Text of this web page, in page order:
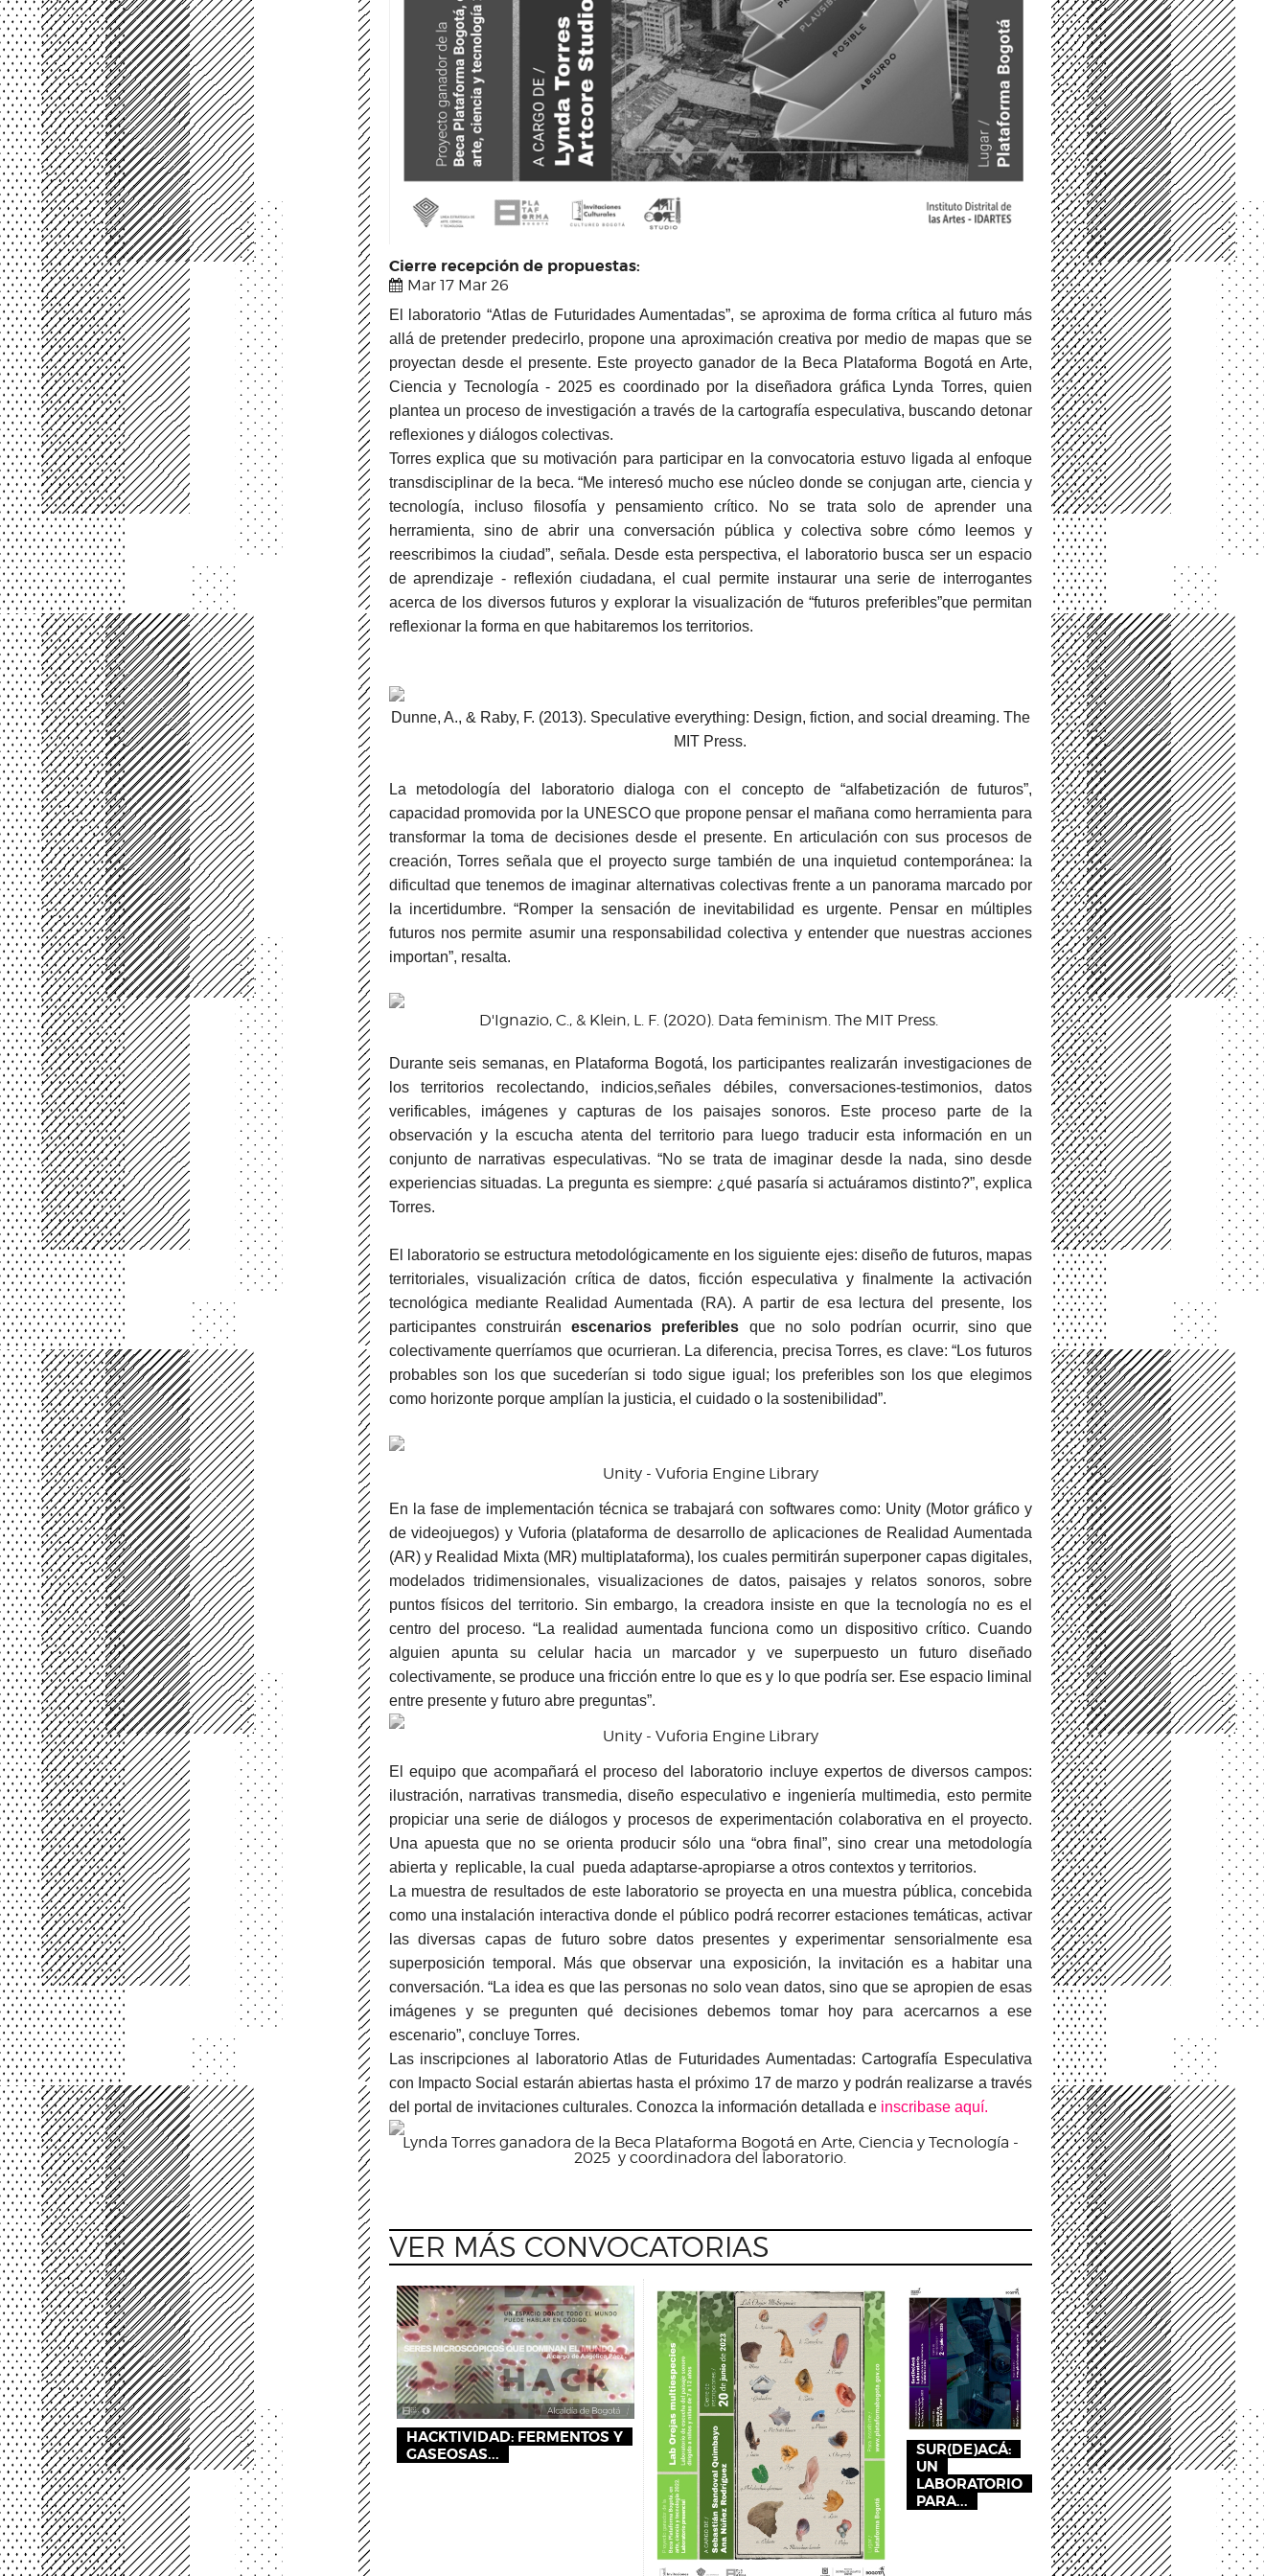
Cierre recepción de propuestas:
Mar 17 Mar 26
El laboratorio “Atlas de Futuridades Aumentadas”, se aproxima de forma crítica al futuro más
allá de pretender predecirlo, propone una aproximación creativa por medio de mapas que se
proyectan desde el presente. Este proyecto ganador de la Beca Plataforma Bogotá en Arte,
Ciencia y Tecnología - 2025 es coordinado por la diseñadora gráfica Lynda Torres, quien
plantea un proceso de investigación a través de la cartografía especulativa, buscando detonar
reflexiones y diálogos colectivas.
Torres explica que su motivación para participar en la convocatoria estuvo ligada al enfoque
transdisciplinar de la beca. “Me interesó mucho ese núcleo donde se conjugan arte, ciencia y
tecnología, incluso filosofía y pensamiento crítico. No se trata solo de aprender una
herramienta, sino de abrir una conversación pública y colectiva sobre cómo leemos y
reescribimos la ciudad”, señala. Desde esta perspectiva, el laboratorio busca ser un espacio
de aprendizaje - reflexión ciudadana, el cual permite instaurar una serie de interrogantes
acerca de los diversos futuros y explorar la visualización de “futuros preferibles”que permitan
reflexionar la forma en que habitaremos los territorios.
Dunne, A., & Raby, F. (2013). Speculative everything: Design, fiction, and social dreaming. The
MIT Press.
La metodología del laboratorio dialoga con el concepto de “alfabetización de futuros”,
capacidad promovida por la UNESCO que propone pensar el mañana como herramienta para
transformar la toma de decisiones desde el presente. En articulación con sus procesos de
creación, Torres señala que el proyecto surge también de una inquietud contemporánea: la
dificultad que tenemos de imaginar alternativas colectivas frente a un panorama marcado por
la incertidumbre. “Romper la sensación de inevitabilidad es urgente. Pensar en múltiples
futuros nos permite asumir una responsabilidad colectiva y entender que nuestras acciones
importan”, resalta.
D'Ignazio, C., & Klein, L. F. (2020). Data feminism. The MIT Press.
Durante seis semanas, en Plataforma Bogotá, los participantes realizarán investigaciones de
los territorios recolectando, indicios,señales débiles, conversaciones-testimonios, datos
verificables, imágenes y capturas de los paisajes sonoros. Este proceso parte de la
observación y la escucha atenta del territorio para luego traducir esta información en un
conjunto de narrativas especulativas. “No se trata de imaginar desde la nada, sino desde
experiencias situadas. La pregunta es siempre: ¿qué pasaría si actuáramos distinto?”, explica
Torres.
El laboratorio se estructura metodológicamente en los siguiente ejes: diseño de futuros, mapas
territoriales, visualización crítica de datos, ficción especulativa y finalmente la activación
tecnológica mediante Realidad Aumentada (RA). A partir de esa lectura del presente, los
participantes construiránescenarios preferibles que no solo podrían ocurrir, sino que
colectivamente querríamos que ocurrieran. La diferencia, precisa Torres, es clave: “Los futuros
probables son los que sucederían si todo sigue igual; los preferibles son los que elegimos
como horizonte porque amplían la justicia, el cuidado o la sostenibilidad”.
Unity - Vuforia Engine Library
En la fase de implementación técnica se trabajará con softwares como: Unity (Motor gráfico y
de videojuegos) y Vuforia (plataforma de desarrollo de aplicaciones de Realidad Aumentada
(AR) y Realidad Mixta (MR) multiplataforma), los cuales permitirán superponer capas digitales,
modelados tridimensionales, visualizaciones de datos, paisajes y relatos sonoros, sobre
puntos físicos del territorio. Sin embargo, la creadora insiste en que la tecnología no es el
centro del proceso. “La realidad aumentada funciona como un dispositivo crítico. Cuando
alguien apunta su celular hacia un marcador y ve superpuesto un futuro diseñado
colectivamente, se produce una fricción entre lo que es y lo que podría ser. Ese espacio liminal
entre presente y futuro abre preguntas”.
Unity - Vuforia Engine Library
El equipo que acompañará el proceso del laboratorio incluye expertos de diversos campos:
ilustración, narrativas transmedia, diseño especulativo e ingeniería multimedia, esto permite
propiciar una serie de diálogos y procesos de experimentación colaborativa en el proyecto.
Una apuesta que no se orienta producir sólo una “obra final”, sino crear una metodología
abierta y replicable, la cual pueda adaptarse-apropiarse a otros contextos y territorios.
La muestra de resultados de este laboratorio se proyecta en una muestra pública, concebida
como una instalación interactiva donde el público podrá recorrer estaciones temáticas, activar
las diversas capas de futuro sobre datos presentes y experimentar sensorialmente esa
superposición temporal. Más que observar una exposición, la invitación es a habitar una
conversación. “La idea es que las personas no solo vean datos, sino que se apropien de esas
imágenes y se pregunten qué decisiones debemos tomar hoy para acercarnos a ese
escenario”, concluye Torres.
Las inscripciones al laboratorio Atlas de Futuridades Aumentadas: Cartografía Especulativa
con Impacto Social estarán abiertas hasta el próximo 17 de marzo y podrán realizarse a través
del portal de invitaciones culturales. Conozca la información detallada einscribase aquí.
Lynda Torres ganadora de la Beca Plataforma Bogotá en Arte, Ciencia y Tecnología -
2025 y coordinadora del laboratorio.
VER MÁS CONVOCATORIAS
HACKTIVIDAD: FERMENTOS Y
GASEOSAS...
SUR(DE)ACÁ:
UN
LABORATORIO
PARA...